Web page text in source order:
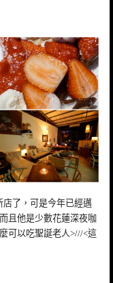
了，可是今年已經邁
且他是少數花蓮深夜咖
可以吃聖誕老人>///<這